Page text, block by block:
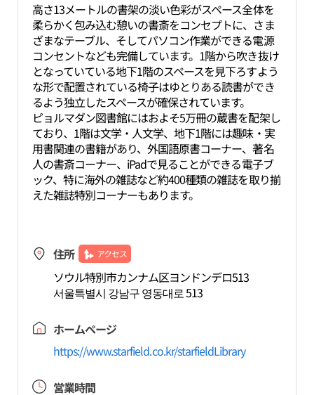
高さ13メートルの書架の淡い色彩がスペース全体を
柔らかく包み込む憩いの書斎をコンセプトに、さま
ざまなテーブル、そしてパソコン作業ができる電源
コンセントなども完備しています。1階から吹き抜け
となっていている地下1階のスペースを見下ろすよう
な形で配置されている椅子はゆとりある読書ができ
るよう独立したスペースが確保されています。
ピョルマダン図書館にはおよそ5万冊の蔵書を配架し
ており、1階は文学・人文学、地下1階には趣味・実
用書関連の書籍があり、外国語原書コーナー、著名
人の書斎コーナー、iPadで見ることができる電子ブ
ック、特に海外の雑誌など約400種類の雑誌を取り揃
えた雑誌特別コーナーもあります。
住所 アクセス
ソウル特別市カンナム区ヨンドンデロ513
서울특별시 강남구 영동대로 513
ホームページ
https://www.starfield.co.kr/starfieldLibrary
営業時間